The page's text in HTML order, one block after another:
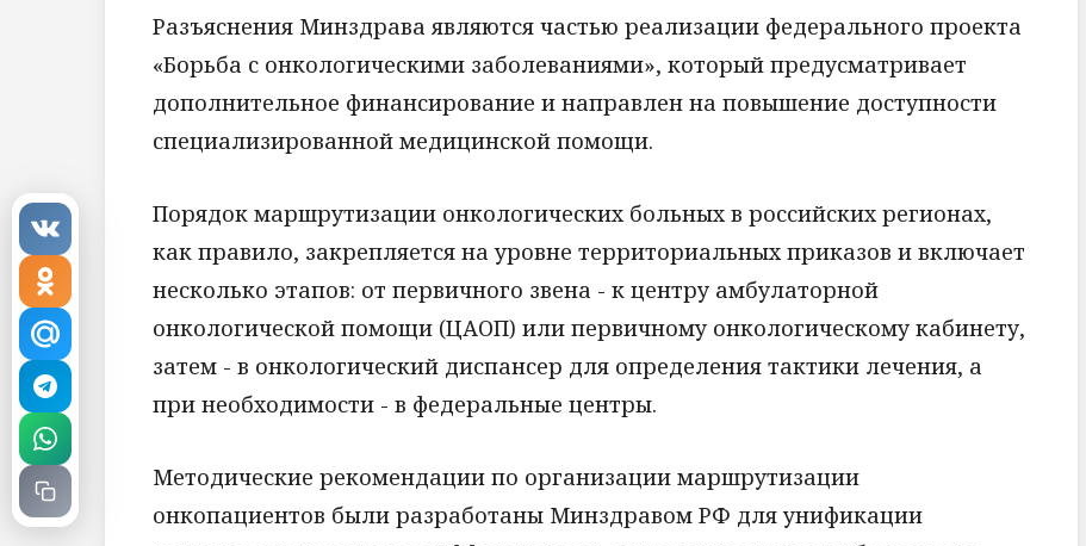
Разъяснения Минздрава являются частью реализации федерального проекта
«Борьба с онкологическими заболеваниями», который предусматривает
дополнительное финансирование и направлен на повышение доступности
специализированной медицинской помощи.
Порядок маршрутизации онкологических больных в российских регионах,
как правило, закрепляется на уровне территориальных приказов и включает
несколько этапов: от первичного звена - к центру амбулаторной
онкологической помощи (ЦАОП) или первичному онкологическому кабинету,
затем - в онкологический диспансер для определения тактики лечения, а
при необходимости - в федеральные центры.
Методические рекомендации по организации маршрутизации
онкопациентов были разработаны Минздравом РФ для унификации